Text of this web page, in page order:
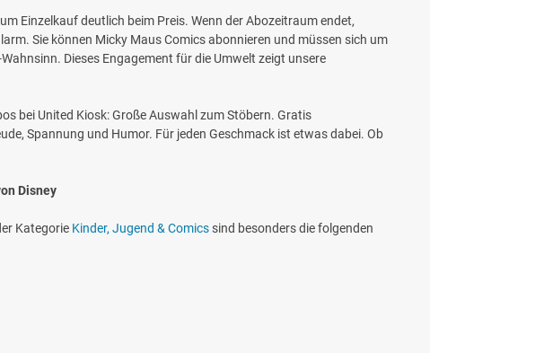
Einzelkauf deutlich beim Preis. Wenn der Abozeitraum endet,
Sie können Micky Maus Comics abonnieren und müssen sich um
Dieses Engagement für die Umwelt zeigt unsere
bei United Kiosk: Große Auswahl zum Stöbern. Gratis
Spannung und Humor. Für jeden Geschmack ist etwas dabei. Ob
Disney
Kategorie Kinder, Jugend & Comics sind besonders die folgenden